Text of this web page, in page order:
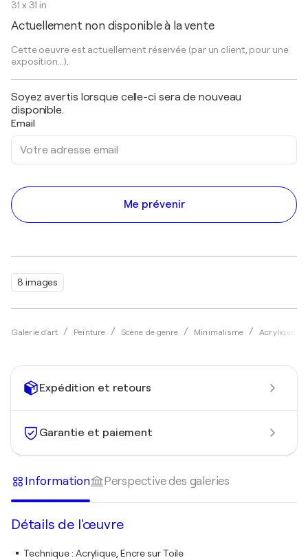
8 images
Galerie d'art Peinture Scène de genre Minimalisme Acrylique
31 x 31 in
Actuellement non disponible à la vente
Cette oeuvre est actuellement réservée (par un client, pour une
exposition...).
Soyez avertis lorsque celle-ci sera de nouveau
disponible.
Email
Me prévenir
Expédition et retours
Garantie et paiement
Information Perspective des galeries
Détails de l'œuvre
Technique: Acrylique, Encre sur Toile